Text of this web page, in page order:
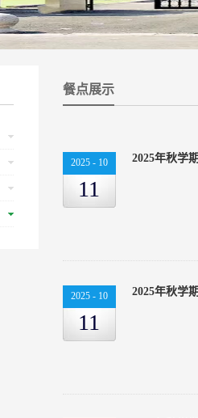
餐点展示
2025 - 10
11
2025年秋学
2025 - 10
11
2025年秋学